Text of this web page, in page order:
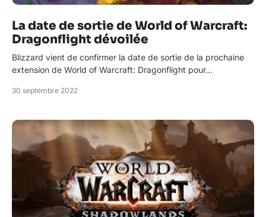
La date de sortie de World of Warcraft:
Dragonflight dévoilée
Blizzard vient de confirmer la date de sortie de la prochaine
extension de World of Warcraft: Dragonflight pour…
30 septembre 2022